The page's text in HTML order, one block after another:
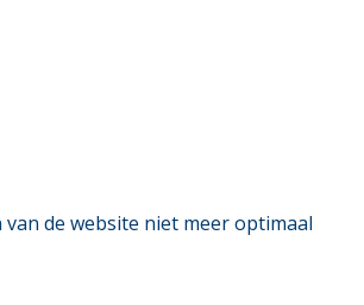
de website niet meer optimaal